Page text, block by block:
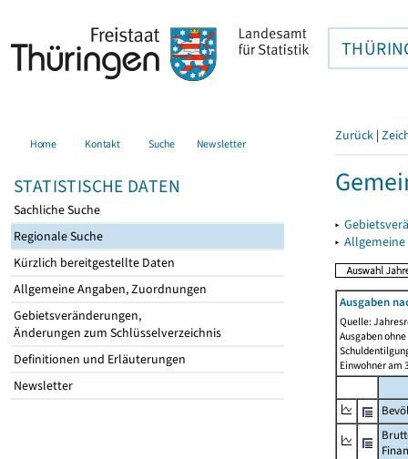
Home Kontakt Suche Newsletter
STATISTISCHE DATEN
Sachliche Suche
Regionale Suche
Kürzlich bereitgestellte Daten
Allgemeine Angaben, Zuordnungen
Gebietsveränderungen,
Änderungen zum Schlüsselverzeichnis
Definitionen und Erläuterungen
Newsletter
Zurück |
▸
▸
Ausgaben
Quelle:
Ausgaben
Einwohner am